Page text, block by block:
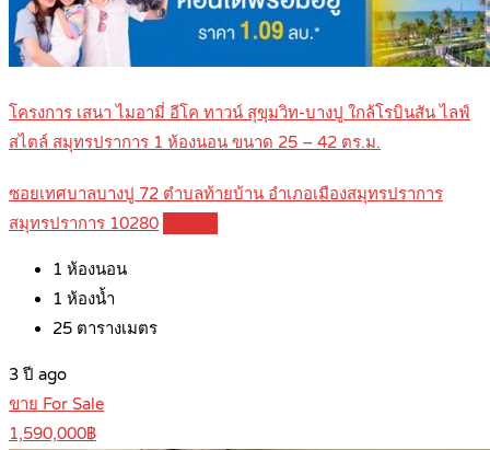
โครงการ เสนา ไมอามี่ อีโค ทาวน์ สุขุมวิท-บางปู ใกล้โรบินสัน ไลฟ์
สไตล์ สมุทรปราการ 1 ห้องนอน ขนาด 25 – 42 ตร.ม.
ซอยเทศบาลบางปู 72 ตำบลท้ายบ้าน อำเภอเมืองสมุทรปราการ
สมุทรปราการ 10280
1 ห้องนอน
1 ห้องน้ำ
25 ตารางเมตร
3 ปี ago
ขาย For Sale
1,590,000฿